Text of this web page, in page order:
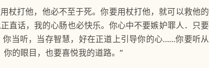
杖打他，他必不至于死。你要用杖打他，就可以救他的
直话，我的心肠也必快乐。你心中不要嫉妒罪人．只要
当听，当存智慧，好在正道上引导你的心……你要听从
的眼目，也要喜悦我的道路。”